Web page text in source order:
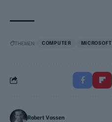
THEMEN: COMPUTER MICROSOFT
Robert Vossen